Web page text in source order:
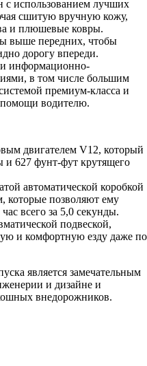
с использованием лучших
сшитую вручную кожу,
и плюшевые ковры.
выше передних, чтобы
дорогу впереди.
информационно-
в том числе большим
премиум-класса и
водителю.
двигателем V12, который
627 фунт-фут крутящего
автоматической коробкой
которые позволяют ему
всего за 5,0 секунды.
подвеской,
и комфортную езду даже по
является замечательным
и дизайне и
внедорожников.